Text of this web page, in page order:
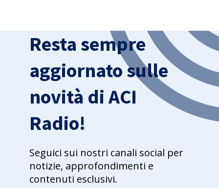
Resta sempre
aggiornato sulle
novità di ACI
Radio!
Seguici sui nostri canali social per
notizie, approfondimenti e
contenuti esclusivi.